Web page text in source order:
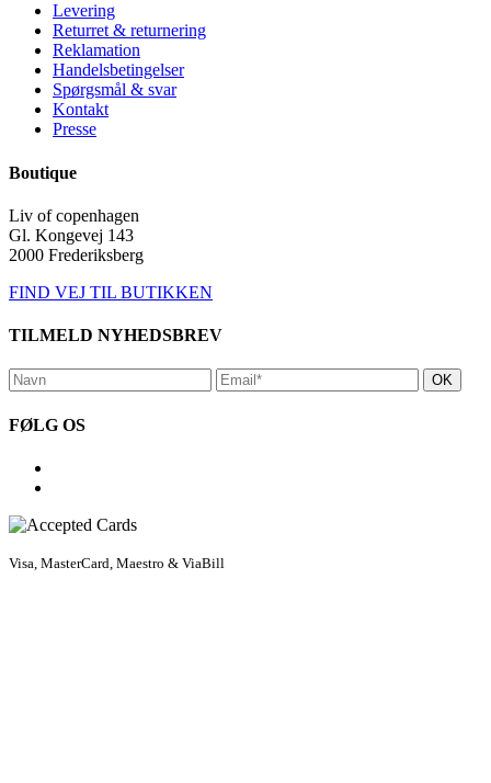
Levering
Returret & returnering
Reklamation
Handelsbetingelser
Spørgsmål & svar
Kontakt
Presse
Boutique
Liv of copenhagen
Gl. Kongevej 143
2000 Frederiksberg
FIND VEJ TIL BUTIKKEN
TILMELD NYHEDSBREV
FØLG OS
Visa, MasterCard, Maestro & ViaBill